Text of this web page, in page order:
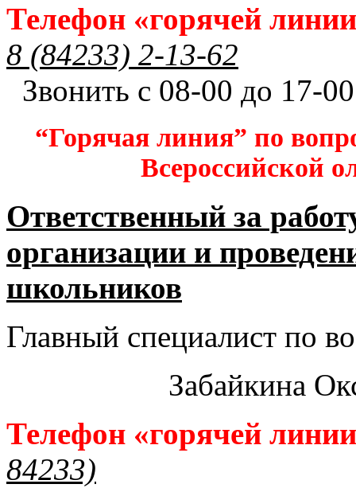
Телефон «горячей
8 (84233) 2-13-62
Звонить с 08-00 до 17-
“Горячая линия” по
Всероссийской
Ответственный за
организации и
школьников​
Главный специалист по
Забайкина
Телефон «горячей
84233)